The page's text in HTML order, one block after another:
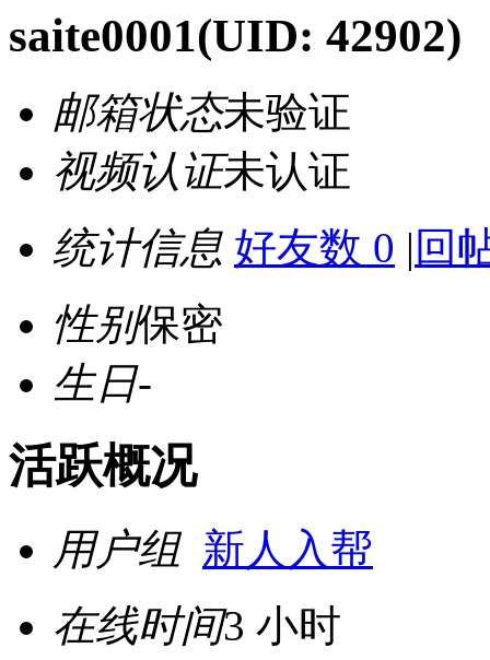
saite0001(UID: 42902)
邮箱状态未验证
视频认证未认证
统计信息 好友数 0 | 回
性别保密
生日-
活跃概况
用户组 新人入帮
在线时间3 小时